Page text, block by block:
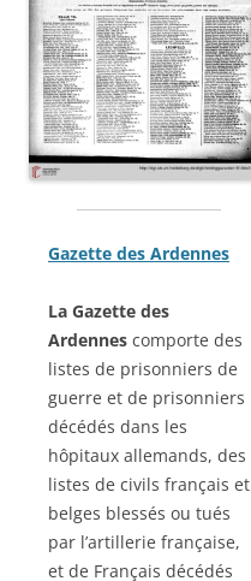
Gazette des Ardennes
La Gazette des
Ardennes comporte des
listes de prisonniers de
guerre et de prisonniers
décédés dans les
hôpitaux allemands, des
listes de civils français et
belges blessés ou tués
par l’artillerie française,
et de Français décédés